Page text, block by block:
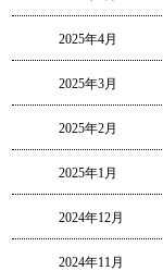
2025年4月
2025年3月
2025年2月
2025年1月
2024年12月
2024年11月